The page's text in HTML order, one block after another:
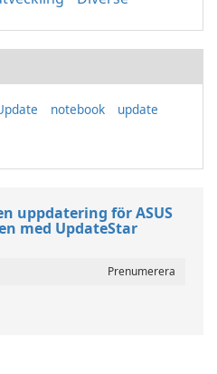
notebook update
uppdatering för ASUS
med UpdateStar